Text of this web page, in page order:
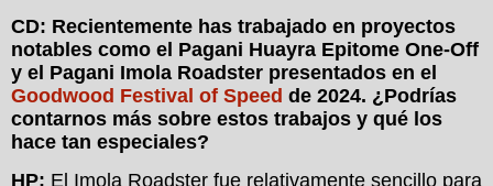
CD: Recientemente has trabajado en proyectos
notables como el Pagani Huayra Epitome One-Off
y el Pagani Imola Roadster presentados en el
Goodwood Festival of Speed de 2024. ¿Podrías
contarnos más sobre estos trabajos y qué los
hace tan especiales?
HP: El Imola Roadster fue relativamente sencillo para